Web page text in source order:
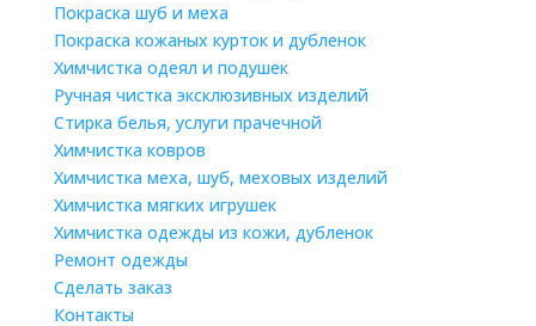
Покраска шуб и меха
Покраска кожаных курток и дубленок
Химчистка одеял и подушек
Ручная чистка эксклюзивных изделий
Стирка белья, услуги прачечной
Химчистка ковров
Химчистка меха, шуб, меховых изделий
Химчистка мягких игрушек
Химчистка одежды из кожи, дубленок
Ремонт одежды
Сделать заказ
Контакты